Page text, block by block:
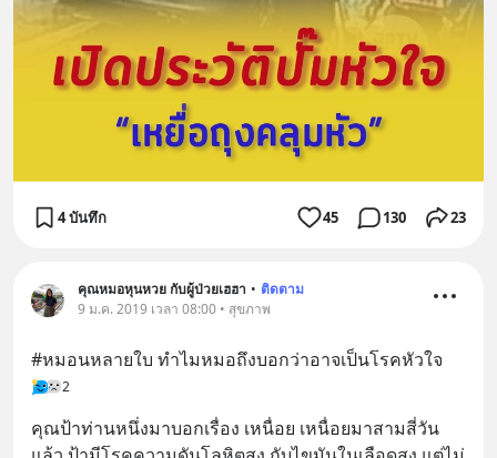
4 บันทึก 45 130 23
คุณหมอหุนหวย กับผู้ป่วยเฮฮา • ติดตาม
9 ม.ค. 2019 เวลา 08:00 • สุขภาพ
#หมอนหลายใบ ทำไมหมอถึงบอกว่าอาจเป็นโรคหัวใจ
2
คุณป้าท่านหนึ่งมาบอกเรื่อง เหนื่อย เหนื่อยมาสามสี่วัน